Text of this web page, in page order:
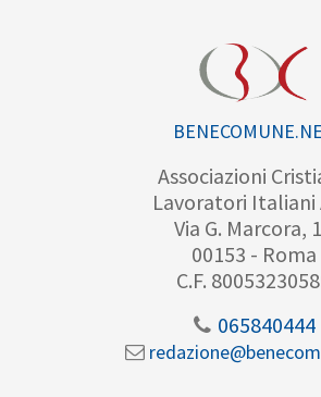
Associazioni
Lavoratori Italiani
Via G. Marcora,
00153 - Roma
C.F.
065840444